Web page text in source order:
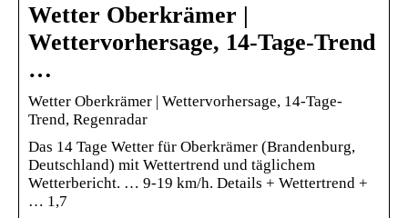
Wetter Oberkrämer |
Wettervorhersage, 14-Tage-Trend
…
Wetter Oberkrämer | Wettervorhersage, 14-Tage-
Trend, Regenradar
Das 14 Tage Wetter für Oberkrämer (Brandenburg,
Deutschland) mit Wettertrend und täglichem
Wetterbericht. … 9-19 km/h. Details + Wettertrend +
… 1,7